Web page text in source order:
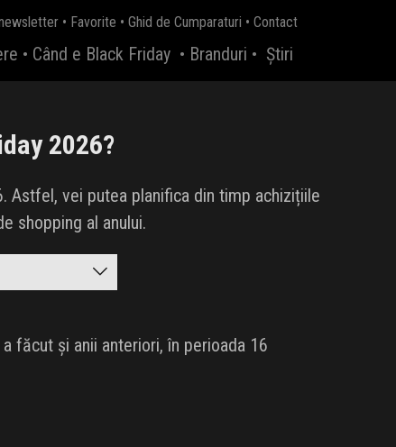
• Favorite • Ghid de Cumparaturi • Contact
• Când e Black Friday • Branduri • Știri
2026?
Astfel, vei putea planifica din timp achizițiile
shopping al anului.
făcut și anii anteriori, în perioada 16